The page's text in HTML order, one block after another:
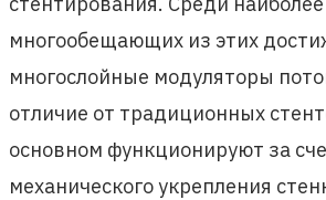
многообещающих из этих
многослойные модуляторы
отличие от традиционных
основном функционируют за
механического укрепления